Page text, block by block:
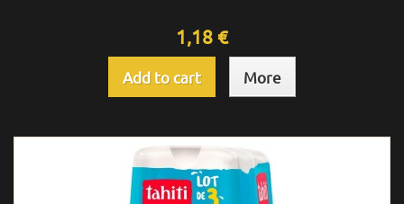
1,18 €
Add to cart More